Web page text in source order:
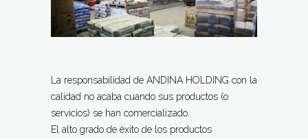
La responsabilidad de ANDINA HOLDING con la
calidad no acaba cuando sus productos (o
servicios) se han comercializado.
El alto grado de éxito de los productos